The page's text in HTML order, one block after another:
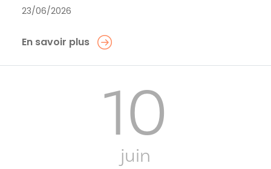
23/06/2026
En savoir plus
10
juin